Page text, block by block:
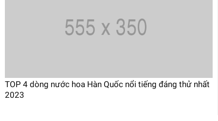
TOP 4 dòng nước hoa Hàn Quốc nổi tiếng đáng thử nhất
2023